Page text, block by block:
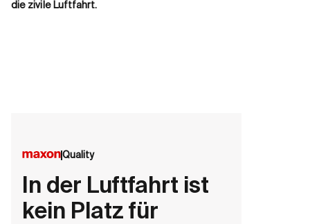
die zivile Luftfahrt.
Quality
In der Luftfahrt ist
kein Platz für